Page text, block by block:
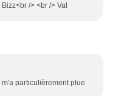
/> <br /> Val
particulièrement plue